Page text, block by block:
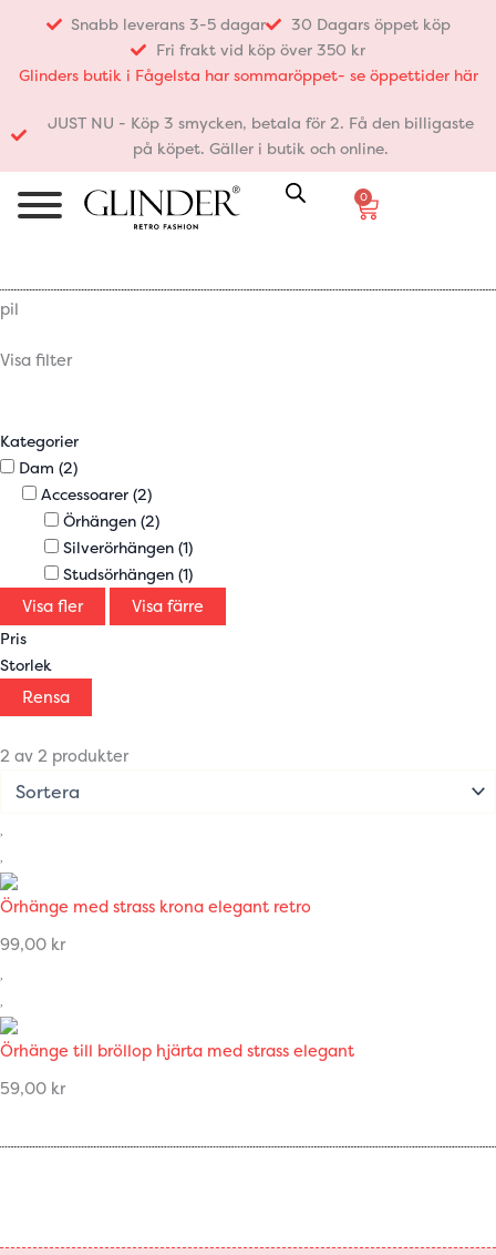
innehåll
Snabb leverans 3-5 dagar
30 Dagars öppet köp
Fri frakt vid köp över 350 kr
Glinders butik i Fågelsta har sommaröppet- se öppettider här
JUST NU - Köp 3 smycken, betala för 2. Få den billigaste
på köpet. Gäller i butik och online.
0
Varukorg
pil
Visa filter
Kategorier
Dam (2)
Accessoarer (2)
Örhängen (2)
Silverörhängen (1)
Studsörhängen (1)
Visa fler Visa färre
Pris
Storlek
Rensa
2 av 2 produkter
Örhänge med strass krona elegant retro
99,00 kr
Örhänge till bröllop hjärta med strass elegant
59,00 kr